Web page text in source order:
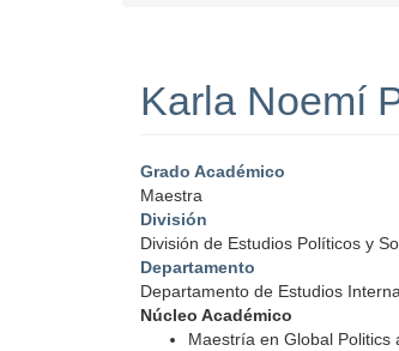
Karla Noemí
Grado Académico
Maestra
División
División de Estudios Políticos y
Departamento
Departamento de Estudios
Núcleo Académico
Maestría en Global Politics